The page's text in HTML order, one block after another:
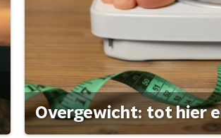
Overgewicht: tot hier